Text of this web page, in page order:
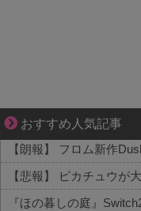
おすすめ人気記事
知らない土地で、主婦は
【悲報】 ピカチュウが
『ほの暮しの庭』